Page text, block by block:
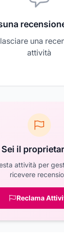
una
attività
Sei il
attività per
ricevere
Reclama